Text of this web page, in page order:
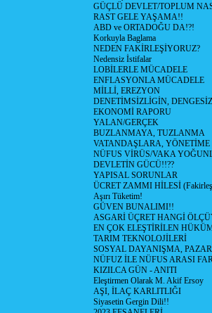
GÜÇLÜ DEVLET/TOPLUM
RAST GELE YAŞAMA!!
ABD ve ORTADOĞU DA!?!
Korkuyla Baglama
NEDEN FAKİRLEŞİYORUZ?
Nedensiz İstifalar
LOBİLERLE MÜCADELE
ENFLASYONLA MÜCADELE
MİLLİ, EREZYON
DENETİMSİZLİGİN,
EKONOMİ RAPORU
YALAN/GERÇEK
BUZLANMAYA, TUZLANMA
VATANDAŞLARA,
NÜFUS VİRÜS/VAKA
DEVLETİN GÜCÜ!!??
YAPISAL SORUNLAR
ÜCRET ZAMMI HİLESİ
Aşırı Tüketim!
GÜVEN BUNALIMI!!
ASGARİ ÜÇRET HANGİ
EN ÇOK ELEŞTİRİLEN
TARIM TEKNOLOJİLERİ
SOSYAL DAYANIŞMA,
NÜFUZ İLE NÜFUS ARASI
KIZILCA GÜN - ANITI
Eleştirmen Olarak M. Akif Ersoy
AŞI, İLAÇ KARLITLIĞI
Siyasetin Gergin Dili!!